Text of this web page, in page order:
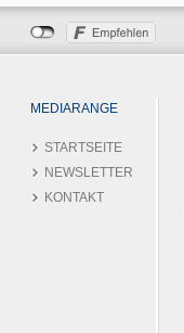
MEDIARANGE
STARTSEITE
NEWSLETTER
KONTAKT